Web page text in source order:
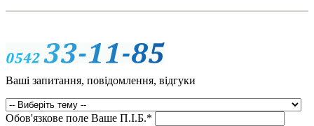
Ваші запитання, повідомлення, відгуки
Обов'язкове поле Ваше П.I.Б.*